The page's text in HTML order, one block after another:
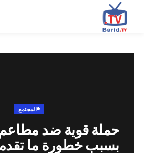
قوية ضد مطاعم
خطورة ما تقدمه من